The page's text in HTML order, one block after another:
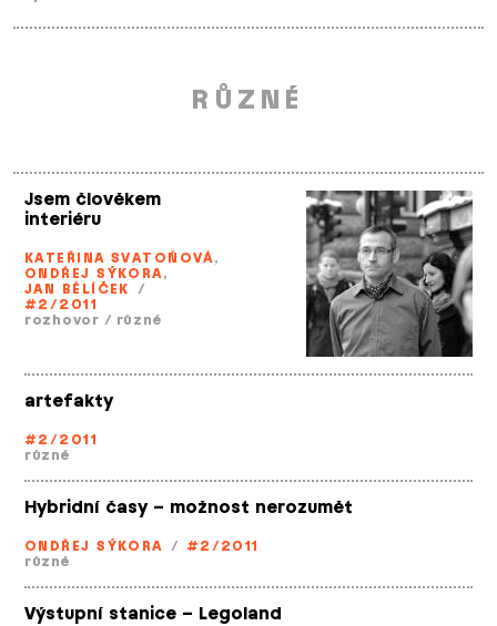
RŮZNÉ
Jsem člověkem
interiéru
KATEŘINA SVATOŇOVÁ,
ONDŘEJ SÝKORA,
JAN BĚLÍČEK /
#2/2011
rozhovor / různé
artefakty
#2/2011
různé
Hybridní časy – možnost nerozumět
ONDŘEJ SÝKORA / #2/2011
různé
Výstupní stanice – Legoland